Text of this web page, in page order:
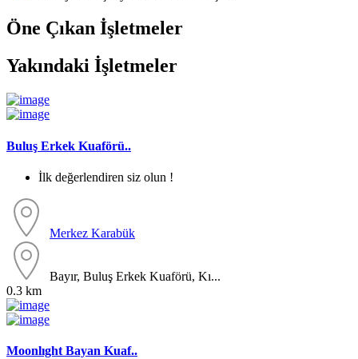
Öne Çıkan İşletmeler
Yakındaki İşletmeler
Buluş Erkek Kuaförü..
İlk değerlendiren siz olun !
Merkez Karabük
Bayır, Buluş Erkek Kuaförü, Kı...
0.3 km
Moonlıght Bayan Kuaf..